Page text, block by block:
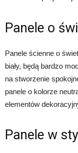
Panele o
Panele ścienne o
biały, będą bardzo
na stworzenie
panele o kolorze
elementów
Panele w